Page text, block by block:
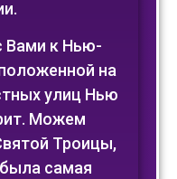
Вами к Нью-
на
улиц Нью
Можем
Троицы,
самая